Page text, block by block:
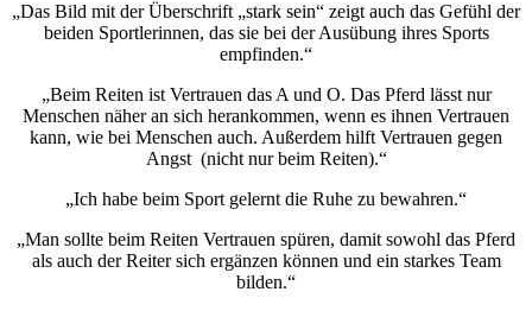
„Das Bild mit der Überschrift „stark sein“ zeigt auch das Gefühl der
beiden Sportlerinnen, das sie bei der Ausübung ihres Sports
empfinden.“
„Beim Reiten ist Vertrauen das A und O. Das Pferd lässt nur
Menschen näher an sich herankommen, wenn es ihnen Vertrauen
kann, wie bei Menschen auch. Außerdem hilft Vertrauen gegen
Angst (nicht nur beim Reiten).“
„Ich habe beim Sport gelernt die Ruhe zu bewahren.“
„Man sollte beim Reiten Vertrauen spüren, damit sowohl das Pferd
als auch der Reiter sich ergänzen können und ein starkes Team
bilden.“